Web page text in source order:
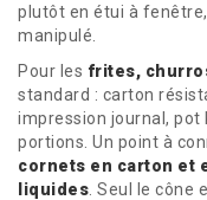
plutôt en étui à
manipulé.
Pour les frites,
standard : carton
impression journal, pot
portions. Un point à
cornets en carton et
liquides . Seul le